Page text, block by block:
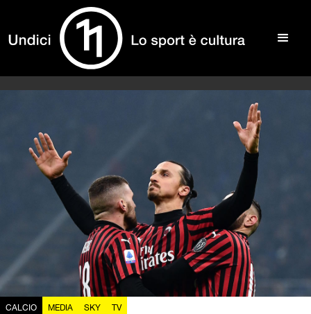
CALCIO MEDIA SKY TV